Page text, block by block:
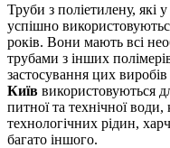
Труби з поліетилену, які
успішно
років. Вони мають всі
трубами з інших
застосування цих
Київ використовуються
питної та технічної води,
технологічних рідин,
багато іншого.